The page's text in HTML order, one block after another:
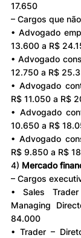
17.650
– Cargos que
• Advogado
13.600 a R$
• Advogado
12.750 a R$
• Advogado
R$ 11.050 a R$
• Advogado
10.650 a R$
• Advogado
R$ 9.850 a R$
4) Mercado
– Cargos
• Sales
Managing
84.000
• Trader –